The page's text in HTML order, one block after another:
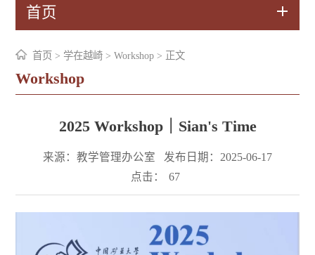
首页
Workshop
首页 > 学在越崎 >Workshop > 正文
2025 Workshop｜Sian's Time
来源：教学管理办公室
发布日期：2025-06-17
点击：
67